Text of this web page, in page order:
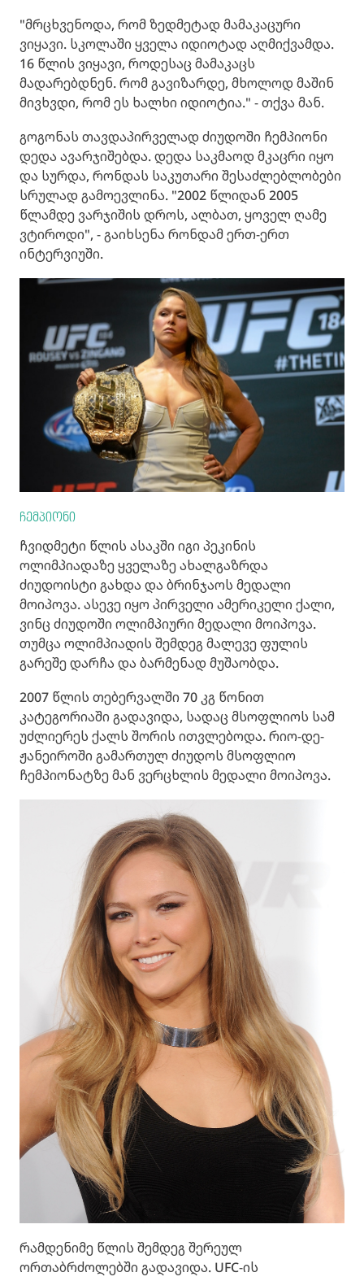
"მრცხვენოდა, რომ ზედმეტად მამაკაცური
ვიყავი. სკოლაში ყველა იდიოტად აღმიქვამდა.
16 წლის ვიყავი, როდესაც მამაკაცს
მადარებდნენ. რომ გავიზარდე, მხოლოდ მაშინ
მივხვდი, რომ ეს ხალხი იდიოტია." - თქვა მან.
გოგონას თავდაპირველად ძიუდოში ჩემპიონი
დედა ავარჯიშებდა. დედა საკმაოდ მკაცრი იყო
და სურდა, რონდას საკუთარი შესაძლებლობები
სრულად გამოევლინა. "2002 წლიდან 2005
წლამდე ვარჯიშის დროს, ალბათ, ყოველ ღამე
ვტიროდი", - გაიხსენა რონდამ ერთ-ერთ
ინტერვიუში.
ჩემპიონი
ჩვიდმეტი წლის ასაკში იგი პეკინის
ოლიმპიადაზე ყველაზე ახალგაზრდა
ძიუდოისტი გახდა და ბრინჯაოს მედალი
მოიპოვა. ასევე იყო პირველი ამერიკელი ქალი,
ვინც ძიუდოში ოლიმპიური მედალი მოიპოვა.
თუმცა ოლიმპიადის შემდეგ მალევე ფულის
გარეშე დარჩა და ბარმენად მუშაობდა.
2007 წლის თებერვალში 70 კგ წონით
კატეგორიაში გადავიდა, სადაც მსოფლიოს სამ
უძლიერეს ქალს შორის ითვლებოდა. რიო-დე-
ჟანეიროში გამართულ ძიუდოს მსოფლიო
ჩემპიონატზე მან ვერცხლის მედალი მოიპოვა.
რამდენიმე წლის შემდეგ შერეულ
ორთაბრძოლებში გადავიდა. UFC-ის